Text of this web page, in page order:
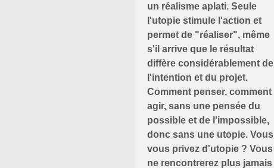
un réalisme aplati. Seule
l'utopie stimule l'action et
permet de "réaliser", même
s'il arrive que le résultat
diffère considérablement de
l'intention et du projet.
Comment penser, comment
agir, sans une pensée du
possible et de l'impossible,
donc sans une utopie. Vous
vous privez d'utopie ? Vous
ne rencontrerez plus jamais